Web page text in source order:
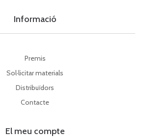
Informació
Premis
Sol·licitar materials
Distribuïdors
Contacte
El meu compte